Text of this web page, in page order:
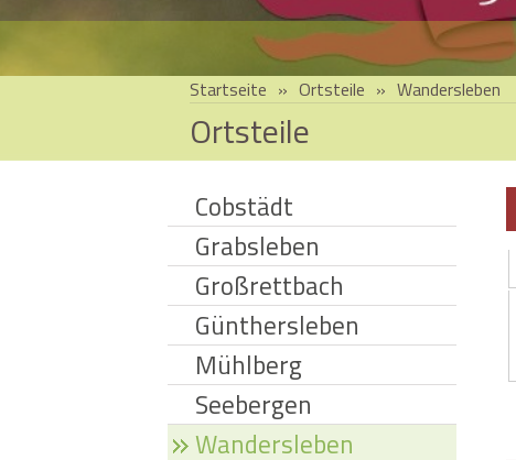
Startseite » Ortsteile » Wandersleben
Ortsteile
Cobstädt
Grabsleben
Großrettbach
Günthersleben
Mühlberg
Seebergen
Wandersleben